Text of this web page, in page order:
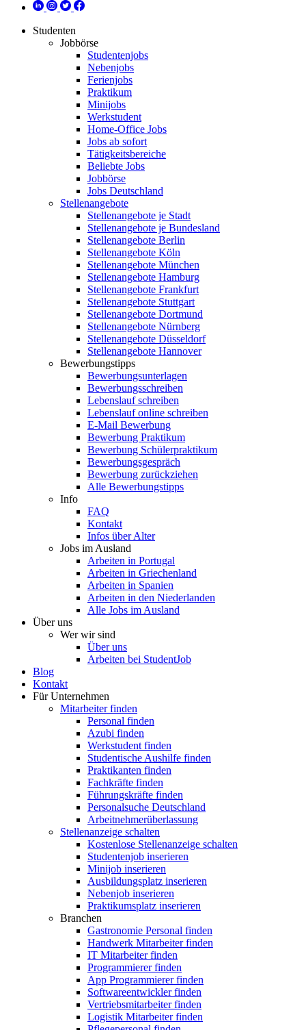
Studenten
Jobbörse
Studentenjobs
Nebenjobs
Ferienjobs
Praktikum
Minijobs
Werkstudent
Home-Office Jobs
Jobs ab sofort
Tätigkeitsbereiche
Beliebte Jobs
Jobbörse
Jobs Deutschland
Stellenangebote
Stellenangebote je Stadt
Stellenangebote je Bundesland
Stellenangebote Berlin
Stellenangebote Köln
Stellenangebote München
Stellenangebote Hamburg
Stellenangebote Frankfurt
Stellenangebote Stuttgart
Stellenangebote Dortmund
Stellenangebote Nürnberg
Stellenangebote Düsseldorf
Stellenangebote Hannover
Bewerbungstipps
Bewerbungsunterlagen
Bewerbungsschreiben
Lebenslauf schreiben
Lebenslauf online schreiben
E-Mail Bewerbung
Bewerbung Praktikum
Bewerbung Schülerpraktikum
Bewerbungsgespräch
Bewerbung zurückziehen
Alle Bewerbungstipps
Info
FAQ
Kontakt
Infos über Alter
Jobs im Ausland
Arbeiten in Portugal
Arbeiten in Griechenland
Arbeiten in Spanien
Arbeiten in den Niederlanden
Alle Jobs im Ausland
Über uns
Wer wir sind
Über uns
Arbeiten bei StudentJob
Blog
Kontakt
Für Unternehmen
Mitarbeiter finden
Personal finden
Azubi finden
Werkstudent finden
Studentische Aushilfe finden
Praktikanten finden
Fachkräfte finden
Führungskräfte finden
Personalsuche Deutschland
Arbeitnehmerüberlassung
Stellenanzeige schalten
Kostenlose Stellenanzeige schalten
Studentenjob inserieren
Minijob inserieren
Ausbildungsplatz inserieren
Nebenjob inserieren
Praktikumsplatz inserieren
Branchen
Gastronomie Personal finden
Handwerk Mitarbeiter finden
IT Mitarbeiter finden
Programmierer finden
App Programmierer finden
Softwareentwickler finden
Vertriebsmitarbeiter finden
Logistik Mitarbeiter finden